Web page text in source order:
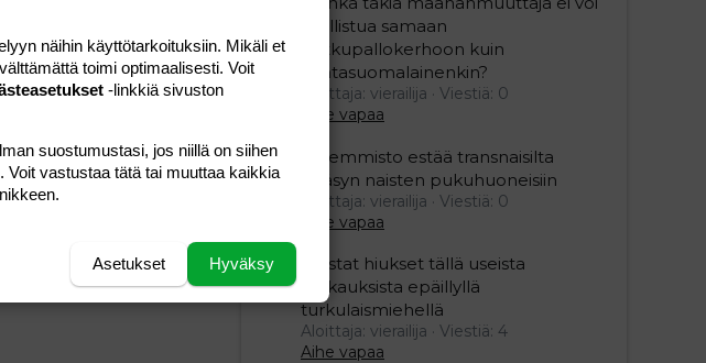
osallistua samaan
potkupallokerhoon kuin
kantasuomalainenkin?
Aloittaja: vierailija
Viestiä: 0
Aihe vapaa
Vasemmisto estää transnaisilta
pääsyn naisten pukuhuoneisiin
Aloittaja: vierailija
Viestiä: 0
Aihe vapaa
Mustat hiukset tällä useista
raiskauksista epäillyllä
turkulaismiehellä
Aloittaja: vierailija
Viestiä: 4
Aihe vapaa
näihin käyttötarkoituksiin. Mikäli et
toimi optimaalisesti. Voit
-linkkiä sivuston
suostumustasi, jos niillä on siihen
vastustaa tätä tai muuttaa kaikkia
Hyväksy
Asetukset